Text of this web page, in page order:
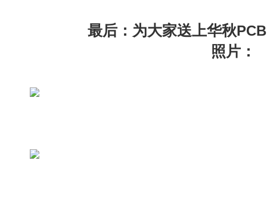
最后：为大家送上华秋PCB
照片：